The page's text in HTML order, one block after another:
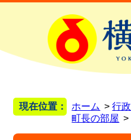
現在位置： ホーム 行政
町長の部屋